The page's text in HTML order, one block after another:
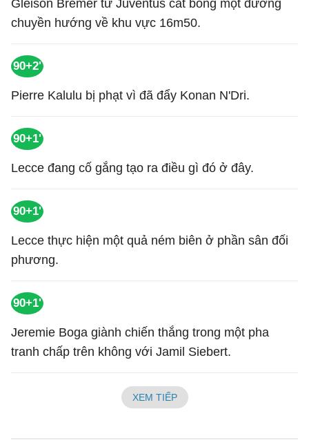
Gleison Bremer từ Juventus cắt bóng một đường
chuyền hướng về khu vực 16m50.
90+2'
Pierre Kalulu bị phạt vì đã đẩy Konan N'Dri.
90+1'
Lecce đang cố gắng tạo ra điều gì đó ở đây.
90+1'
Lecce thực hiện một quả ném biên ở phần sân đối
phương.
90+1'
Jeremie Boga giành chiến thắng trong một pha
tranh chấp trên không với Jamil Siebert.
XEM TIẾP